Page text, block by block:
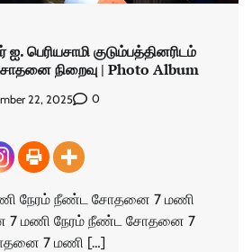
பெரியசாமி குடும்பத்தினரிடம்
நிறைவு | Photo Album
22, 2025 0
நேரம் நீண்ட சோதனை 7 மணி
7 மணி நேரம் நீண்ட சோதனை 7
7 மணி […]